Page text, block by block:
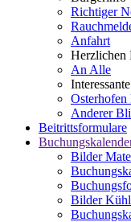
Richtiger
Anfahrt
Herzlichen
An Alle
Osterhofen
Anderer
Beitrittsformulare
Bilder
Bilder